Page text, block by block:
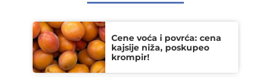
Cene voća i povrća: cena
kajsije niža, poskupeo
krompir!